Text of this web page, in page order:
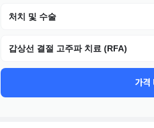
처치 및 수술
갑상선 결절 고주파 치료 (RFA)
가격